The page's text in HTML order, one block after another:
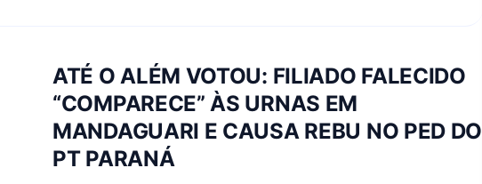
ATÉ O ALÉM VOTOU: FILIADO FALECIDO
“COMPARECE” ÀS URNAS EM
MANDAGUARI E CAUSA REBU NO PED DO
PT PARANÁ